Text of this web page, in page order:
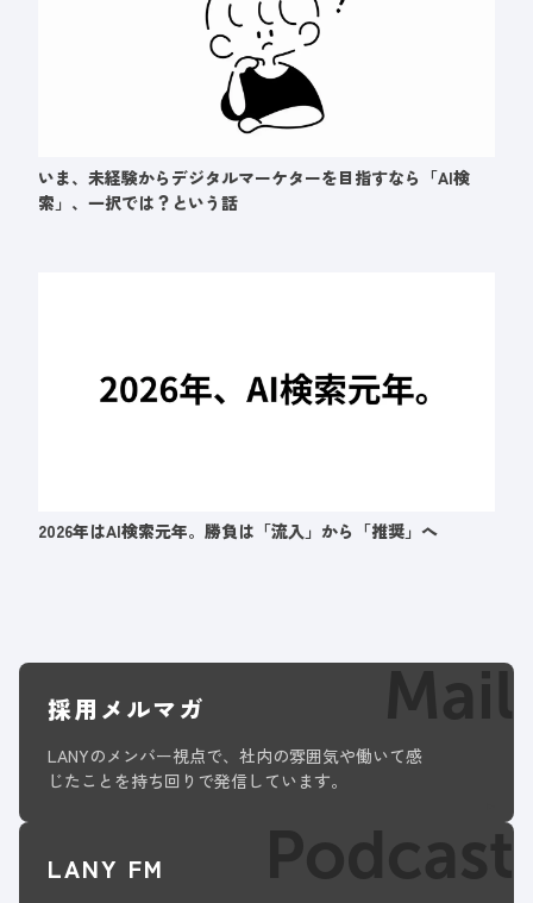
いま、未経験からデジタルマーケターを目指すなら「AI検
索」、一択では？という話
2026年はAI検索元年。勝負は「流入」から「推奨」へ
Mail
採用メルマガ
LANYのメンバー視点で、社内の雰囲気や働いて感
じたことを持ち回りで発信しています。
Podcast
LANY FM